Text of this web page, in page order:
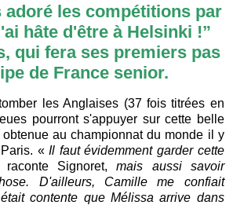
adoré les compétitions par
hâte d'être à Helsinki !”
qui fera ses premiers pas
de France senior.
les Anglaises (37 fois titrées en
pourront s'appuyer sur cette belle
au championnat du monde il y
Paris. «Il faut évidemment garder cette
raconte Signoret,mais aussi savoir
D'ailleurs, Camille me confiait
contente que Mélissa arrive dans